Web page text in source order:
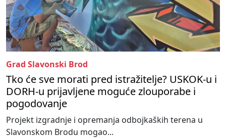
Grad Slavonski Brod
Tko će sve morati pred istražitelje? USKOK-u i
DORH-u prijavljene moguće zlouporabe i
pogodovanje
Projekt izgradnje i opremanja odbojkaških terena u
Slavonskom Brodu mogao...